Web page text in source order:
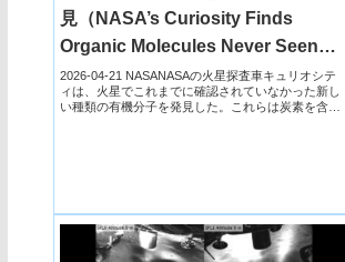
見（NASA’s Curiosity Finds
Organic Molecules Never Seen
Before on Mars）
2026-04-21 NASANASAの火星探査車キュリオシテ
ィは、火星でこれまでに確認されていなかった新し
い種類の有機分子を発見した。これらは炭素を含む